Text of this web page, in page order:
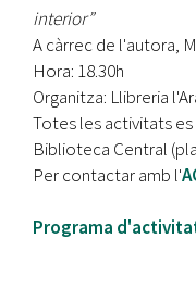
interior”
A càrrec de l'autora,
Hora: 18.30h
Organitza: Llibreria
Totes les activitats es
Biblioteca Central
Per contactar amb l'
Programa